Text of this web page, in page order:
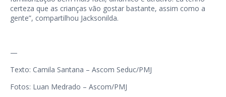
certeza que as crianças vão gostar bastante, assim como a
gente”, compartilhou Jacksonilda.
—
Texto: Camila Santana – Ascom Seduc/PMJ
Fotos: Luan Medrado – Ascom/PMJ